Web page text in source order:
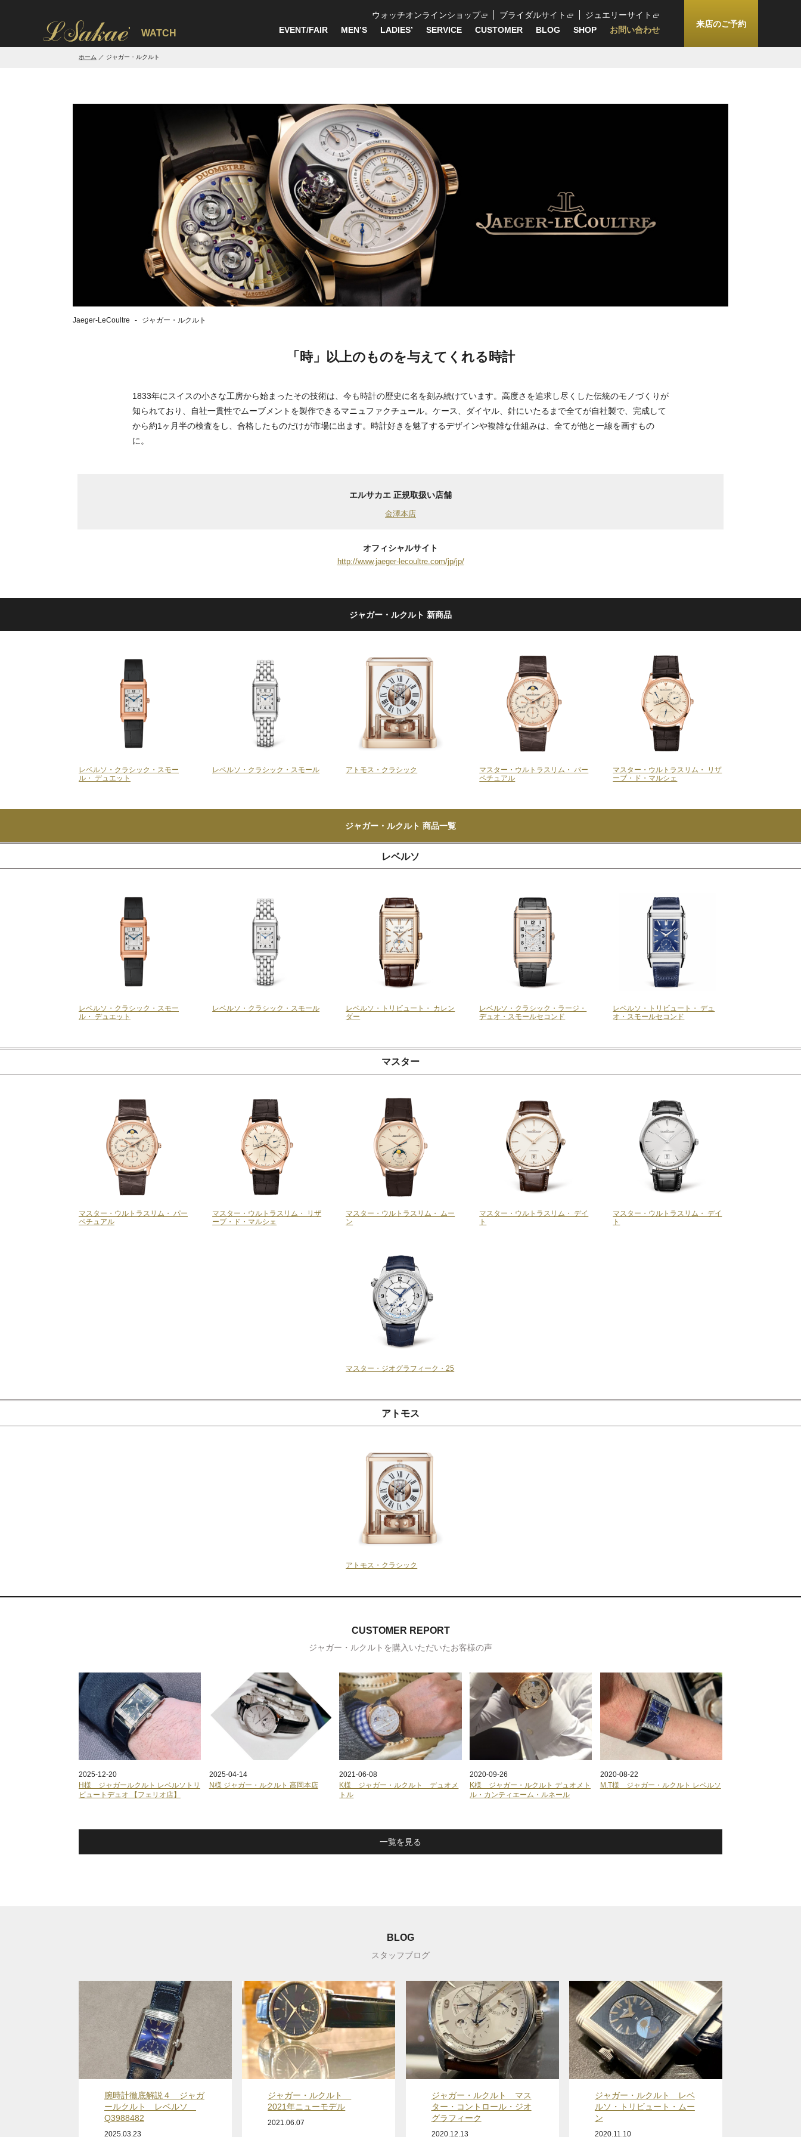
' WATCH
ウォッチオンラインショップ ブライダルサイト
ジュエリーサイト
EVENT/FAIR
MEN’S LADIES’ SERVICE CUSTOMER BLOG SHOP お問い合わせ
来店のご予約
ホーム ジャガー・ルクルト
Jaeger-LeCoultre ジャガー・ルクルト
「時」以上のものを与えてくれる時計
1833年にスイスの小さな工房から始まったその技術は、今も時計の歴史に名を刻み続けています。高度さを追求し尽くした伝統のモノづくりが
知られており、自社一貫性でムーブメントを製作できるマニュファクチュール。ケース、ダイヤル、針にいたるまで全てが自社製で、完成して
から約1ヶ月半の検査をし、合格したものだけが市場に出ます。時計好きを魅了するデザインや複雑な仕組みは、全てが他と一線を画すもの
に。
エルサカエ 正規取扱い店舗
金澤本店
オフィシャルサイト
http://www.jaeger-lecoultre.com/jp/jp/
ジャガー・ルクルト 新商品
レベルソ・クラシック・スモー
ル・ デュエット
レベルソ・クラシック・スモール アトモス・クラシック
マスター・ウルトラスリム・ パー
ペチュアル
マスター・ウルトラスリム・ リザ
ーブ・ド・マルシェ
ジャガー・ルクルト 商品一覧
レベルソ
レベルソ・クラシック・スモー
ル・ デュエット
レベルソ・クラシック・スモール
レベルソ・トリビュート・ カレン
ダー
レベルソ・クラシック・ラージ・
デュオ・スモールセコンド
レベルソ・トリビュート・ デュ
オ・スモールセコンド
マスター
マスター・ウルトラスリム・ パー
ペチュアル
マスター・ウルトラスリム・ リザ
ーブ・ド・マルシェ
マスター・ウルトラスリム・ ムー
ン
マスター・ウルトラスリム・ デイ
ト
マスター・ウルトラスリム・ デイ
ト
マスター・ジオグラフィーク・25
アトモス
アトモス・クラシック
CUSTOMER REPORT
ジャガー・ルクルトを購入いただいたお客様の声
2025-12-20
H様 ジャガールクルト レベルソトリ
ビュートデュオ 【フェリオ店】
2025-04-14
N様 ジャガー・ルクルト 高岡本店
2021-06-08
K様 ジャガー・ルクルト デュオメ
トル
2020-09-26
K様 ジャガー・ルクルト デュオメト
ル・カンティエーム・ルネール
2020-08-22
M.T様 ジャガー・ルクルト レベルソ
一覧を見る
BLOG
スタッフブログ
腕時計徹底解説４ ジャガ
ールクルト レベルソ
Q3988482
2025.03.23
ジャガー・ルクルト
2021年ニューモデル
2021.06.07
ジャガー・ルクルト マス
ター・コントロール・ジオ
グラフィーク
2020.12.13
ジャガー・ルクルト レベ
ルソ・トリビュート・ムー
ン
2020.11.10